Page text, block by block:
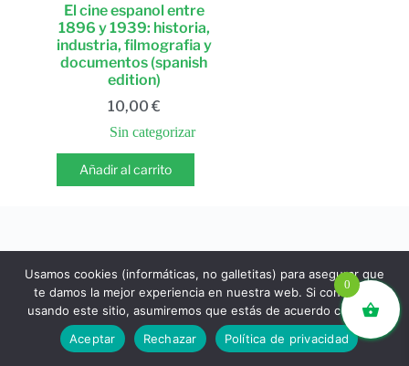
El cine espanol entre
1896 y 1939: historia,
industria, filmografia y
documentos (spanish
edition)
10,00 €
Sin categorizar
Añadir al carrito
libros.eco © - Desde Barcelona para el mundo 💚 |
Devoluciones y reembolsos|Política de Privacidad
0
Usamos cookies (informáticas, no galletitas) para asegurar que
te damos la mejor experiencia en nuestra web. Si continúas
usando este sitio, asumiremos que estás de acuerdo con ello.
Aceptar
Rechazar Política de privacidad